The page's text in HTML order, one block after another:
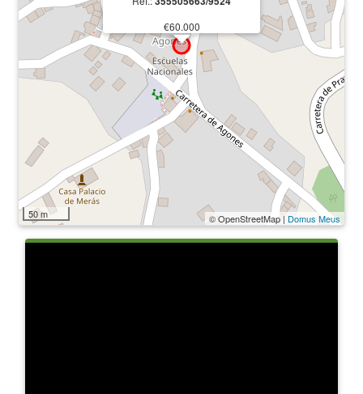
€60.000
50 m © OpenStreetMap | Domus Meus